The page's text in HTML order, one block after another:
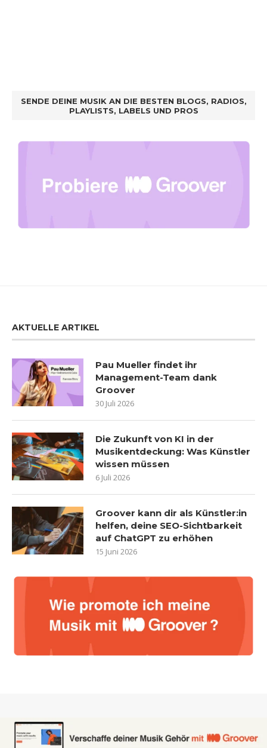
SENDE DEINE MUSIK AN DIE BESTEN BLOGS, RADIOS,
PLAYLISTS, LABELS UND PROS
AKTUELLE ARTIKEL
Pau Mueller findet ihr
Management-Team dank
Groover
30 Juli 2026
Die Zukunft von KI in der
Musikentdeckung: Was Künstler
wissen müssen
6 Juli 2026
Groover kann dir als Künstler:in
helfen, deine SEO-Sichtbarkeit
auf ChatGPT zu erhöhen
15 Juni 2026